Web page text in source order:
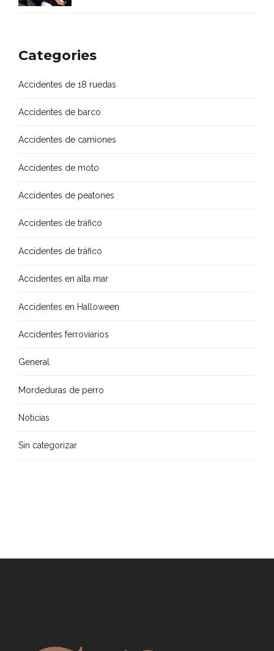
Categories
Accidentes de 18 ruedas
Accidentes de barco
Accidentes de camiones
Accidentes de moto
Accidentes de peatones
Accidentes de tráfico
Accidentes de tráfico
Accidentes en alta mar
Accidentes en Halloween
Accidentes ferroviarios
General
Mordeduras de perro
Noticias
Sin categorizar